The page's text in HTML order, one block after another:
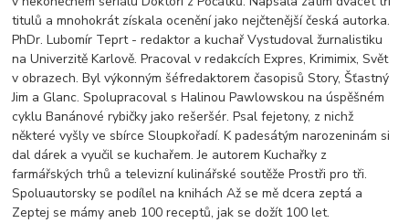
titulů a mnohokrát získala ocenění jako nejčtenější česká autorka.
PhDr. Lubomír Teprt - redaktor a kuchař Vystudoval žurnalistiku
na Univerzitě Karlově. Pracoval v redakcích Expres, Krimimix, Svět
v obrazech. Byl výkonným šéfredaktorem časopisů Story, Šťastný
Jim a Glanc. Spolupracoval s Halinou Pawlowskou na úspěšném
cyklu Banánové rybičky jako rešeršér. Psal fejetony, z nichž
některé vyšly ve sbírce Sloupkořadí. K padesátým narozeninám si
dal dárek a vyučil se kuchařem. Je autorem Kuchařky z
farmářských trhů a televizní kulinářské soutěže Prostři pro tři.
Spoluautorsky se podílel na knihách Až se mě dcera zeptá a
Zeptej se mámy aneb 100 receptů, jak se dožít 100 let.